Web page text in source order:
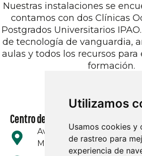
Utilizamos
Usamos cookies y
de rastreo para
experiencia de
Nuestras instalaciones se
contamos con dos Clínicas
Postgrados Universitarios
de tecnología de vanguardia,
aulas y todos los recursos
formación.
Centro de formación IPAO Pacífico
Av. Ciudad de Barcelona,
Madrid.